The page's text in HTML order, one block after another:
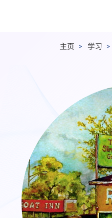
主页 学习